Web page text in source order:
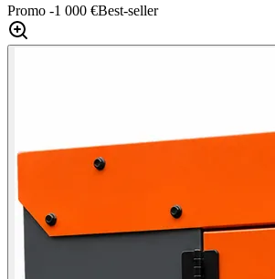
Promo -1 000 €Best-seller